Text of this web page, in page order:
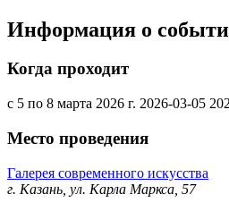
Информация о
Когда проходит
с 5 по 8 марта 2026 г. 2026-03-05
Место проведения
Галерея современного искусства
г. Казань, ул. Карла Маркса, 57